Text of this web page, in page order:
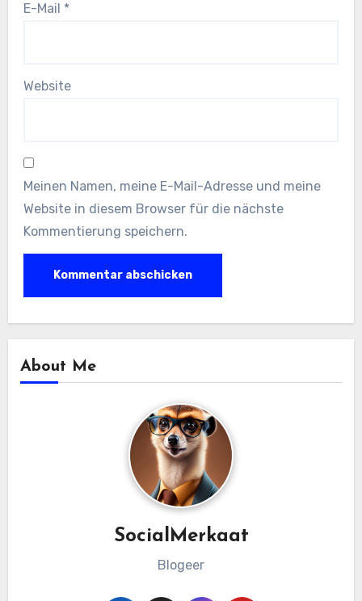
E-Mail *
Website
Meinen Namen, meine E-Mail-Adresse und meine
Website in diesem Browser für die nächste
Kommentierung speichern.
About Me
SocialMerkaat
Blogeer